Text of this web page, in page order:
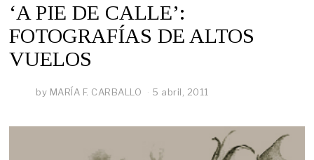
‘A PIE DE CALLE’:
FOTOGRAFÍAS DE ALTOS
VUELOS
by MARÍA F. CARBALLO 5 abril, 2011